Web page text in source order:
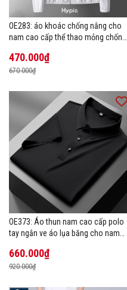
OE283: áo khoác chống nắng cho
nam cao cấp thể thao mỏng chống
470.000₫
670.000₫
OE373: Áo thun nam cao cấp polo
tay ngắn ve áo lụa băng cho nam
660.000₫
920.000₫